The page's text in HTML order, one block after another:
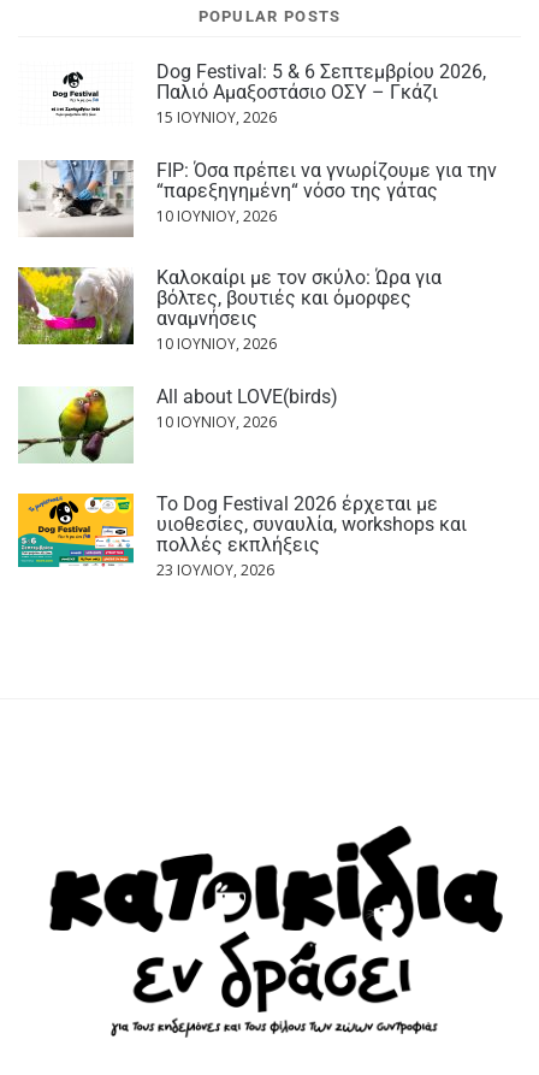
POPULAR POSTS
Dog Festival: 5 & 6 Σεπτεμβρίου 2026,
Παλιό Αμαξοστάσιο ΟΣΥ – Γκάζι
15 ΙΟΥΝΊΟΥ, 2026
FIP: Όσα πρέπει να γνωρίζουμε για την
“παρεξηγημένη“ νόσο της γάτας
10 ΙΟΥΝΊΟΥ, 2026
Καλοκαίρι με τον σκύλο: Ώρα για
βόλτες, βουτιές και όμορφες
αναμνήσεις
10 ΙΟΥΝΊΟΥ, 2026
All about LOVE(birds)
10 ΙΟΥΝΊΟΥ, 2026
Το Dog Festival 2026 έρχεται με
υιοθεσίες, συναυλία, workshops και
πολλές εκπλήξεις
23 ΙΟΥΛΊΟΥ, 2026